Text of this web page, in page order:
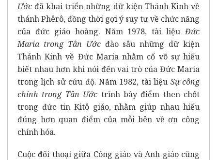
Ước đã khai triển những dữ kiện Thánh Kinh về
thánh Phêrô, đồng thời gợi ý suy tư về chức năng
của đức giáo hoàng. Năm 1978, tài liệuĐức
Maria trong Tân Ướcđào sâu những dữ kiện
Thánh Kinh về Đức Maria nhằm cổ võ sự hiểu
biết nhau hơn khi nói đến vai trò của Đức Maria
trong lịch sử cứu độ. Năm 1982, tài liệu Sự công
chính trong Tân Ước trình bày điểm then chốt
trong đức tin Kitô giáo, nhằm giúp nhau hiểu
đúng hơn quan điểm của mỗi bên về ơn công
chính hóa.
Cuộc đối thoại giữa Công giáo và Anh giáo cũng